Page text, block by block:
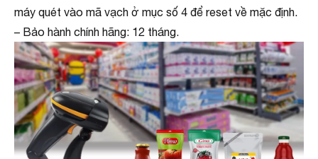
máy quét vào mã vạch ở mục số 4 để reset về mặc định.
– Bảo hành chính hãng: 12 tháng.